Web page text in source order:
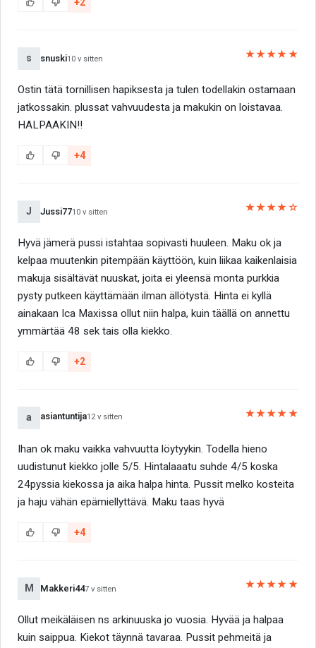
s snuski10 v sitten ★★★★★
Ostin tätä tornillisen hapiksesta ja tulen todellakin ostamaan
jatkossakin. plussat vahvuudesta ja makukin on loistavaa.
HALPAAKIN!!
+4
J Jussi7710 v sitten ★★★★☆
Hyvä jämerä pussi istahtaa sopivasti huuleen. Maku ok ja
kelpaa muutenkin pitempään käyttöön, kuin liikaa kaikenlaisia
makuja sisältävät nuuskat, joita ei yleensä monta purkkia
pysty putkeen käyttämään ilman ällötystä. Hinta ei kyllä
ainakaan Ica Maxissa ollut niin halpa, kuin täällä on annettu
ymmärtää 48 sek tais olla kiekko.
+2
a asiantuntija12 v sitten ★★★★★
Ihan ok maku vaikka vahvuutta löytyykin. Todella hieno
uudistunut kiekko jolle 5/5. Hintalaaatu suhde 4/5 koska
24pyssia kiekossa ja aika halpa hinta. Pussit melko kosteita
ja haju vähän epämiellyttävä. Maku taas hyvä
+4
M Makkeri447 v sitten ★★★★★
Ollut meikäläisen ns arkinuuska jo vuosia. Hyvää ja halpaa
kuin saippua. Kiekot täynnä tavaraa. Pussit pehmeitä ja